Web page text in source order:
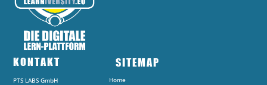
KONTAKT
PTS LABS GmbH
SITEMAP
Home